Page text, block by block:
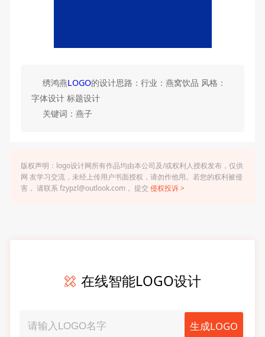
绣鸿燕LOGO的设计思路：行业：燕窝饮品 风格：
字体设计 标题设计
关键词：燕子
版权声明：logo设计网所有作品均由本公司及/或权利人授权发布，仅供
网 友学习交流，未经上传用户书面授权，请勿作他用。若您的权利被侵
害， 请联系 fzypzl@outlook.com， 提交 侵权投诉 >
在线智能LOGO设计
生成LOGO